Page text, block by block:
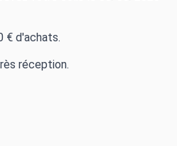
€ d'achats.
réception.